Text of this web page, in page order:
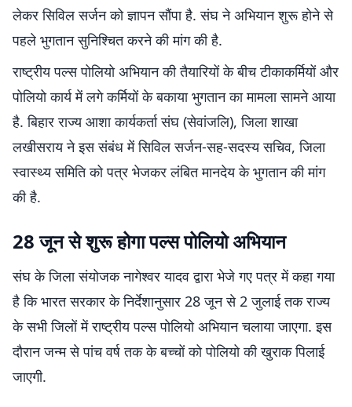
लेकर सिविल सर्जन को ज्ञापन सौंपा है. संघ ने अभियान शुरू होने से
पहले भुगतान सुनिश्चित करने की मांग की है.
राष्ट्रीय पल्स पोलियो अभियान की तैयारियों के बीच टीकाकर्मियों और
पोलियो कार्य में लगे कर्मियों के बकाया भुगतान का मामला सामने आया
है. बिहार राज्य आशा कार्यकर्ता संघ (सेवांजलि), जिला शाखा
लखीसराय ने इस संबंध में सिविल सर्जन-सह-सदस्य सचिव, जिला
स्वास्थ्य समिति को पत्र भेजकर लंबित मानदेय के भुगतान की मांग
की है.
28 जून से शुरू होगा पल्स पोलियो अभियान
संघ के जिला संयोजक नागेश्वर यादव द्वारा भेजे गए पत्र में कहा गया
है कि भारत सरकार के निर्देशानुसार 28 जून से 2 जुलाई तक राज्य
के सभी जिलों में राष्ट्रीय पल्स पोलियो अभियान चलाया जाएगा. इस
दौरान जन्म से पांच वर्ष तक के बच्चों को पोलियो की खुराक पिलाई
जाएगी.